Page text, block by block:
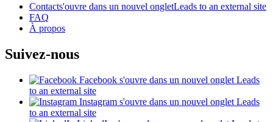
Contacts'ouvre dans un nouvel ongletLeads to an external site
FAQ
À propos
Suivez-nous
Facebook s'ouvre dans un nouvel onglet Leads
to an external site
Instagram s'ouvre dans un nouvel onglet Leads
to an external site